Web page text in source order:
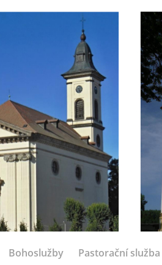
Bohoslužby Pastorační